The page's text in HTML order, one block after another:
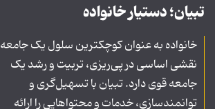
تبیان؛ دستیار خانواده
خانواده به عنوان کوچکترین سلول یک جامعه
نقشی اساسی در پی‌ریزی، تربیت و رشد یک
جامعه قوی دارد. تبیان با تسهیل‌گری و
توانمندسازی، خدمات و محتواهایی را ارائه